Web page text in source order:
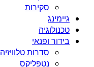
סקירות
גיימינג
טכנולוגיה
בידור ופנאי
סדרות טלוויזיה
נטפליקס